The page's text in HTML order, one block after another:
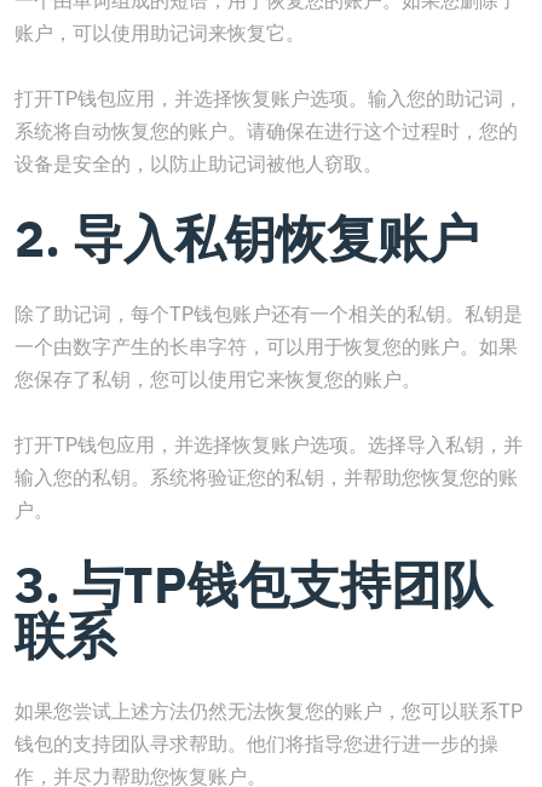
账户，可以使用助记词来恢复它。
打开TP钱包应用，并选择恢复账户选项。输入您的助记词，
系统将自动恢复您的账户。请确保在进行这个过程时，您的
设备是安全的，以防止助记词被他人窃取。
2. 导入私钥恢复账户
除了助记词，每个TP钱包账户还有一个相关的私钥。私钥是
一个由数字产生的长串字符，可以用于恢复您的账户。如果
您保存了私钥，您可以使用它来恢复您的账户。
打开TP钱包应用，并选择恢复账户选项。选择导入私钥，并
输入您的私钥。系统将验证您的私钥，并帮助您恢复您的账
户。
3. 与TP钱包支持团队
联系
如果您尝试上述方法仍然无法恢复您的账户，您可以联系TP
钱包的支持团队寻求帮助。他们将指导您进行进一步的操
作，并尽力帮助您恢复账户。